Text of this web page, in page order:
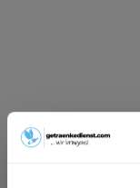
ab 11,49 € *